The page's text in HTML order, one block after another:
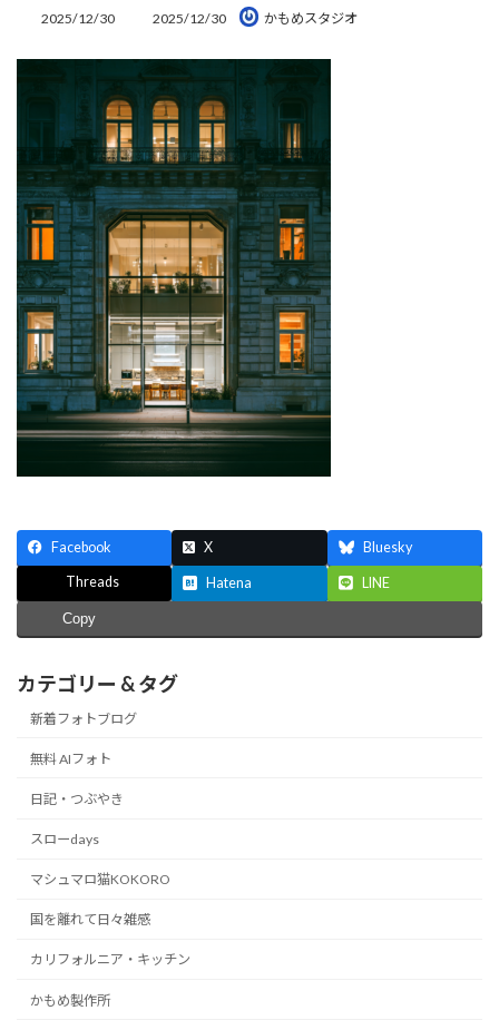
2025/12/30
最
新
日
時
:
2025/12/30 かもめスタジオ
Facebook X Bluesky
Threads Hatena LINE
Copy
カテゴリー & タグ
新着フォトブログ
無料 AIフォト
日記・つぶやき
スローdays
マシュマロ猫KOKORO
国を離れて日々雑感
カリフォルニア・キッチン
かもめ製作所